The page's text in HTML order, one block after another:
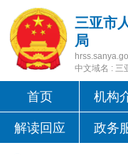
三亚市
局
中文域名 : 三
首页 机构
解读回应 政务